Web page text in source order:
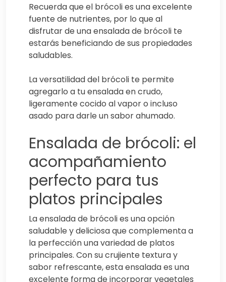
Recuerda que el brócoli es una excelente
fuente de nutrientes, por lo que al
disfrutar de una ensalada de brócoli te
estarás beneficiando de sus propiedades
saludables.
La versatilidad del brócoli te permite
agregarlo a tu ensalada en crudo,
ligeramente cocido al vapor o incluso
asado para darle un sabor ahumado.
Ensalada de brócoli: el
acompañamiento
perfecto para tus
platos principales
La ensalada de brócoli es una opción
saludable y deliciosa que complementa a
la perfección una variedad de platos
principales. Con su crujiente textura y
sabor refrescante, esta ensalada es una
excelente forma de incorporar vegetales